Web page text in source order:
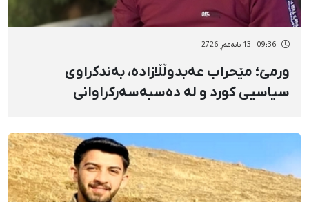
09:36 - 13 بانەمەڕ 2726
ورمێ؛ مێحراب عەبدوڵڵازادە، بەندکراوی
سیاسیی کورد و لە دەسبەسەرکراوانی